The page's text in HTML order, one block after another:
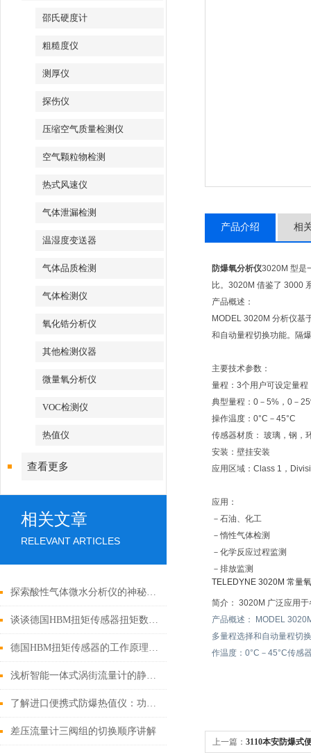
邵氏硬度计
粗糙度仪
测厚仪
探伤仪
压缩空气质量检测仪
空气颗粒物检测
热式风速仪
气体泄漏检测
温湿度变送器
气体品质检测
气体检测仪
氧化锆分析仪
其他检测仪器
微量氧分析仪
VOC检测仪
热值仪
查看更多
相关文章
RELEVANT ARTICLES
探索酸性气体微水分析仪的神秘力量
谈谈德国HBM扭矩传感器扭矩数值波动较大的原因
德国HBM扭矩传感器的工作原理、应用领域以及优势说明
浅析智能一体式涡街流量计的静态、动态及模拟检测方法
了解进口便携式防爆热值仪：功能、原理和应用领域
差压流量计三阀组的切换顺序讲解
产品介绍 相
防爆氧分析仪3020M 型是
比。3020M 借鉴了 3000
产品概述：
MODEL 3020M 分析仪基
和自动量程切换功能。隔
主要技术参数：
量程：3个用户可设定量程
典型量程：0－5%，0－
操作温度：0°C－45°C
传感器材质： 玻璃，钢，
安装：壁挂安装
应用区域：Class 1，
应用：
－石油、化工
－惰性气体检测
－化学反应过程监测
－排放监测
TELEDYNE 3020M 常量
简介： 3020M 广泛应用
产品概述： MODEL
多量程选择和自动量程切
作温度：0°C－45°C传感
上一篇： 3110本安防爆式